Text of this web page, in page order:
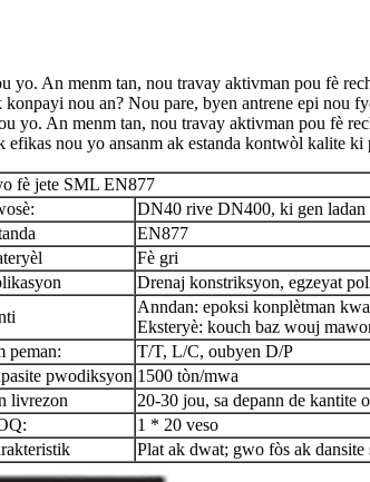
yo. An menm tan, nou travay aktivman pou fè
nou an? Nou pare, byen antrene epi nou
yo. An menm tan, nou travay aktivman pou fè
nou yo ansanm ak estanda kontwòl kalite
fè jete SML EN877
DN40 rive DN400, ki gen ladan
EN877
Fè gri
Drenaj konstriksyon, egzeyat
Anndan: epoksi konplètman
Eksteryè: kouch baz wouj
peman:
T/T, L/C, oubyen D/P
pwodiksyon 1500 tòn/mwa
livrezon
20-30 jou, sa depann de kantite
1 * 20 veso
Plat ak dwat; gwo fòs ak